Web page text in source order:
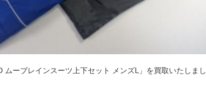
ムーブレインスーツ上下セット メンズL」を買取いたしまし